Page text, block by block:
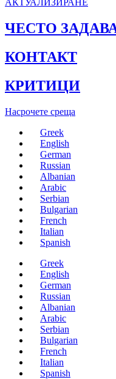
АКТУАЛИЗИРАНЕ
ЧЕСТО
КОНТАКТ
КРИТИЦИ
Насрочете среща
Greek
English
German
Russian
Albanian
Arabic
Serbian
Bulgarian
French
Italian
Spanish
Greek
English
German
Russian
Albanian
Arabic
Serbian
Bulgarian
French
Italian
Spanish